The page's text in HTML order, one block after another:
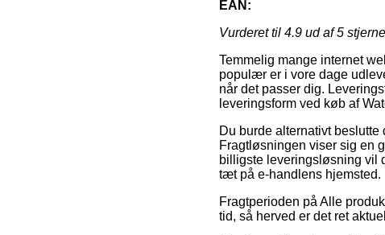
EAN:
Vurderet til 4.9 ud af 5
Temmelig mange internet
populær er i vore dage
når det passer dig.
leveringsform ved køb af
Du burde alternativt
Fragtløsningen viser sig en
billigste leveringsløsning vil
tæt på e-handlens hjemsted.
Fragtperioden på Alle
tid, så herved er det ret